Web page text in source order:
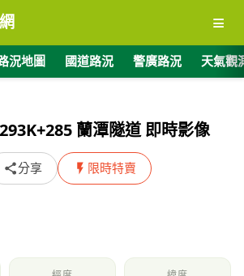
≡
況地圖 國道路況 警廣路況 天氣觀
蘭潭隧道 即時影像
分享 限時特賣